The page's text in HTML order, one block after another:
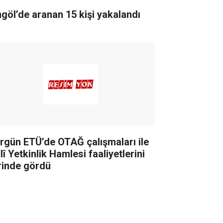
aranan 15 kişi yakalandı
ETÜ’de OTAĞ çalışmaları ile
Yetkinlik Hamlesi faaliyetlerini
gördü